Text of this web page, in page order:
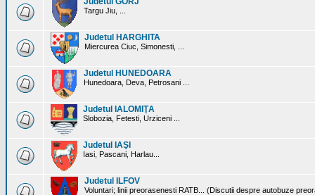
Targu Jiu, ...
Judetul HARGHITA
Miercurea Ciuc, Simonesti, ...
Judetul HUNEDOARA
Hunedoara, Deva, Petrosani ...
Judetul IALOMIŢA
Slobozia, Fetesti, Urziceni ...
Judetul IAŞI
Iasi, Pascani, Harlau...
Judetul ILFOV
Voluntari; linii preorasenesti RATB... (Discutii despre autobuze